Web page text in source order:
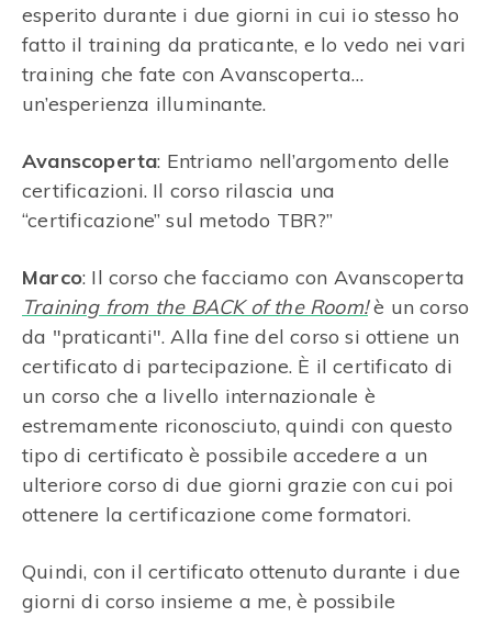
esperito durante i due giorni in cui io stesso ho
fatto il training da praticante, e lo vedo nei vari
training che fate con Avanscoperta…
un’esperienza illuminante.
Avanscoperta: Entriamo nell’argomento delle
certificazioni. Il corso rilascia una
“certificazione” sul metodo TBR?”
Marco: Il corso che facciamo con Avanscoperta
Training from the BACK of the Room!è un corso
da "praticanti". Alla fine del corso si ottiene un
certificato di partecipazione. È il certificato di
un corso che a livello internazionale è
estremamente riconosciuto, quindi con questo
tipo di certificato è possibile accedere a un
ulteriore corso di due giorni grazie con cui poi
ottenere la certificazione come formatori.
Quindi, con il certificato ottenuto durante i due
giorni di corso insieme a me, è possibile